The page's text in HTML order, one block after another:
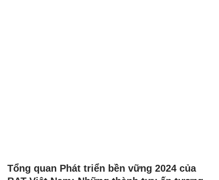
Tổng quan Phát triển bền vững 2024 của